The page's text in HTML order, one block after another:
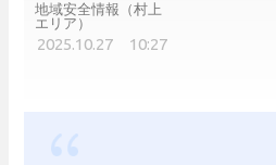
地域安全情報（村上
エリア）
2025.10.27 10:27